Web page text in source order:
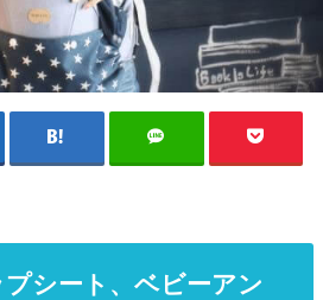
シート、ベビーアン